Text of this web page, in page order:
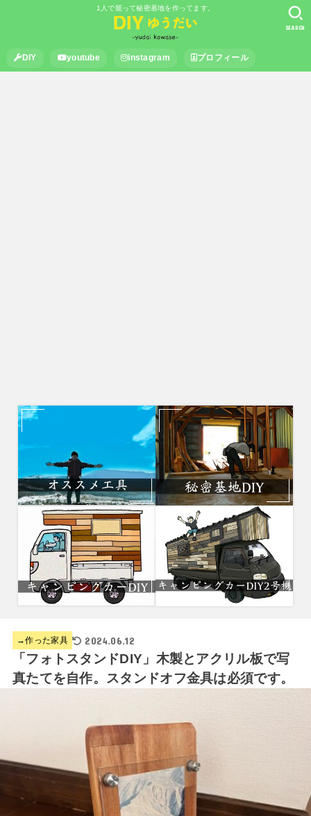
1人で籠って秘密基地を作ってます。
DIY youtube instagram プロフィール
SEARCH
→作った家具 2024.06.12
「フォトスタンドDIY」木製とアクリル板で写
真たてを自作。スタンドオフ金具は必須です。